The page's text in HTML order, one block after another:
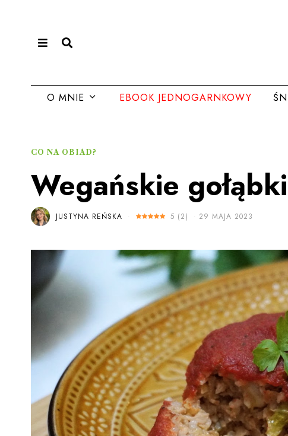
O MNIE EBOOK JEDNOGARNKOWY
CO NA OBIAD?
Wegańskie
JUSTYNA REŃSKA 5 (2) 29 MAJA 2023